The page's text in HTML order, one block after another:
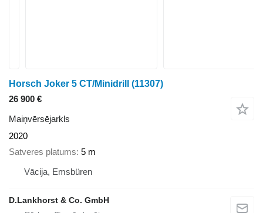
Horsch Joker 5 CT/Minidrill (11307)
26 900 €
Maiņvērsējarkls
2020
Satveres platums 5 m
Vācija, Emsbüren
D.Lankhorst & Co. GmbH